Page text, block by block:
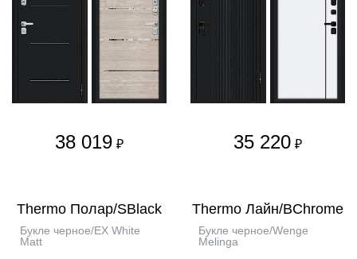
38 019 ₽ 35 220 ₽
Thermo Полар/SBlack
Букле черное/EX White
Matt
Thermo Лайн/BChrome
Букле черное/Wenge
Melinga